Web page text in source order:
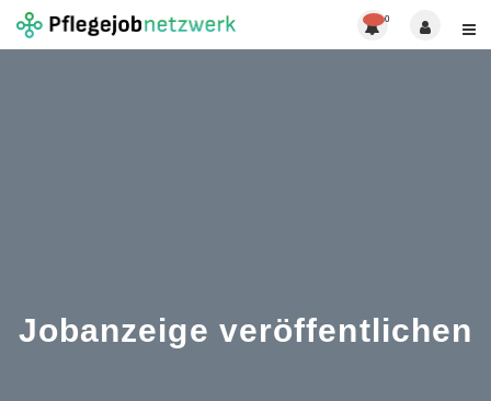
0
Jobanzeige veröffentlichen